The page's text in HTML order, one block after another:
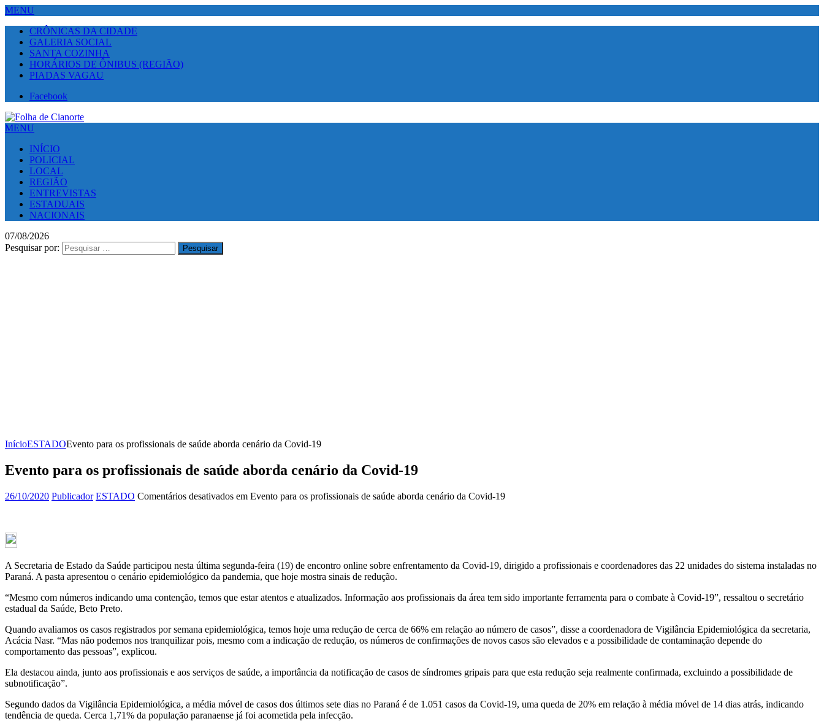
MENU
CRÔNICAS DA CIDADE
GALERIA SOCIAL
SANTA COZINHA
HORÁRIOS DE ÔNIBUS (REGIÃO)
PIADAS VAGAU
Facebook
MENU
INÍCIO
POLICIAL
LOCAL
REGIÃO
ENTREVISTAS
ESTADUAIS
NACIONAIS
07/08/2026
Pesquisar por:
InícioESTADOEvento para os profissionais de saúde aborda cenário da Covid-19
Evento para os profissionais de saúde aborda cenário da Covid-19
26/10/2020 Publicador ESTADO Comentários desativados em Evento para os profissionais de saúde aborda cenário da Covid-19
A Secretaria de Estado da Saúde participou nesta última segunda-feira (19) de encontro online sobre enfrentamento da Covid-19, dirigido a profissionais e coordenadores das 22 unidades do sistema instaladas no
Paraná. A pasta apresentou o cenário epidemiológico da pandemia, que hoje mostra sinais de redução.
“Mesmo com números indicando uma contenção, temos que estar atentos e atualizados. Informação aos profissionais da área tem sido importante ferramenta para o combate à Covid-19”, ressaltou o secretário
estadual da Saúde, Beto Preto.
Quando avaliamos os casos registrados por semana epidemiológica, temos hoje uma redução de cerca de 66% em relação ao número de casos”, disse a coordenadora de Vigilância Epidemiológica da secretaria,
Acácia Nasr. “Mas não podemos nos tranquilizar pois, mesmo com a indicação de redução, os números de confirmações de novos casos são elevados e a possibilidade de contaminação depende do
comportamento das pessoas”, explicou.
Ela destacou ainda, junto aos profissionais e aos serviços de saúde, a importância da notificação de casos de síndromes gripais para que esta redução seja realmente confirmada, excluindo a possibilidade de
subnotificação”.
Segundo dados da Vigilância Epidemiológica, a média móvel de casos dos últimos sete dias no Paraná é de 1.051 casos da Covid-19, uma queda de 20% em relação à média móvel de 14 dias atrás, indicando
tendência de queda. Cerca 1,71% da população paranaense já foi acometida pela infecção.